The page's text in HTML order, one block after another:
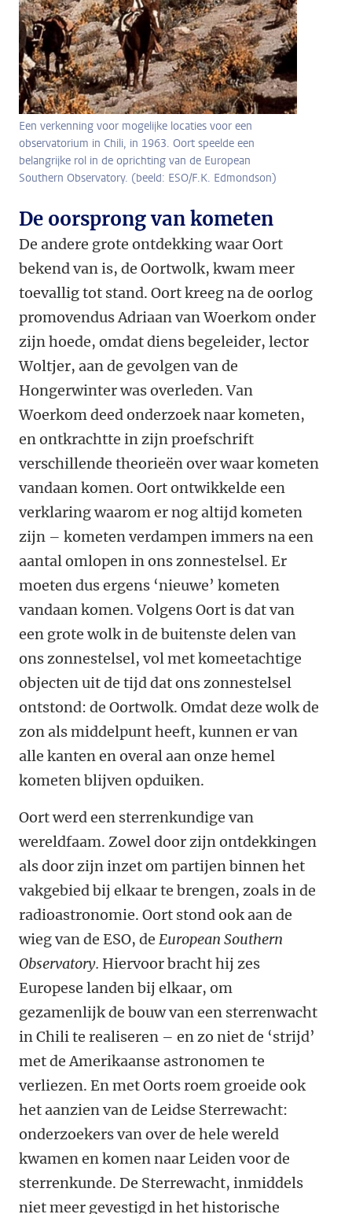
Een verkenning voor mogelijke locaties voor een
observatorium in Chili, in 1963. Oort speelde een
belangrijke rol in de oprichting van de European
Southern Observatory. (beeld: ESO/F.K. Edmondson)
De oorsprong van kometen
De andere grote ontdekking waar Oort
bekend van is, de Oortwolk, kwam meer
toevallig tot stand. Oort kreeg na de oorlog
promovendus Adriaan van Woerkom onder
zijn hoede, omdat diens begeleider, lector
Woltjer, aan de gevolgen van de
Hongerwinter was overleden. Van
Woerkom deed onderzoek naar kometen,
en ontkrachtte in zijn proefschrift
verschillende theorieën over waar kometen
vandaan komen. Oort ontwikkelde een
verklaring waarom er nog altijd kometen
zijn – kometen verdampen immers na een
aantal omlopen in ons zonnestelsel. Er
moeten dus ergens ‘nieuwe’ kometen
vandaan komen. Volgens Oort is dat van
een grote wolk in de buitenste delen van
ons zonnestelsel, vol met komeetachtige
objecten uit de tijd dat ons zonnestelsel
ontstond: de Oortwolk. Omdat deze wolk de
zon als middelpunt heeft, kunnen er van
alle kanten en overal aan onze hemel
kometen blijven opduiken.
Oort werd een sterrenkundige van
wereldfaam. Zowel door zijn ontdekkingen
als door zijn inzet om partijen binnen het
vakgebied bij elkaar te brengen, zoals in de
radioastronomie. Oort stond ook aan de
wieg van de ESO, de European Southern
Observatory. Hiervoor bracht hij zes
Europese landen bij elkaar, om
gezamenlijk de bouw van een sterrenwacht
in Chili te realiseren – en zo niet de ‘strijd’
met de Amerikaanse astronomen te
verliezen. En met Oorts roem groeide ook
het aanzien van de Leidse Sterrewacht:
onderzoekers van over de hele wereld
kwamen en komen naar Leiden voor de
sterrenkunde. De Sterrewacht, inmiddels
niet meer gevestigd in het historische